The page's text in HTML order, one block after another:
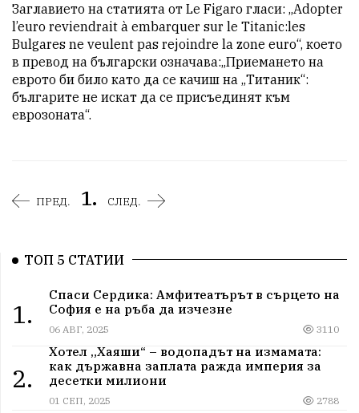
Заглавието на статията от Le Figaro гласи: „Adopter
l’euro reviendrait à embarquer sur le Titanic:les
Bulgares ne veulent pas rejoindre la zone euro“, което
в превод на български означава:„Приемането на
еврото би било като да се качиш на „Титаник“:
българите не искат да се присъединят към
еврозоната“.
ПРЕД. 1. СЛЕД.
ТОП 5 СТАТИИ
1.
Спаси Сердика: Амфитеатърът в сърцето на
София е на ръба да изчезне
06 АВГ, 2025 3110
2.
Хотел „Хаяши“ – водопадът на измамата:
как държавна заплата ражда империя за
десетки милиони
01 СЕП, 2025 2788